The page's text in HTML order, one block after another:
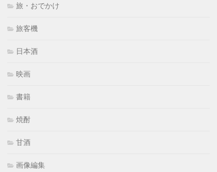
旅・おでかけ
旅客機
日本酒
映画
書籍
焼酎
甘酒
画像編集